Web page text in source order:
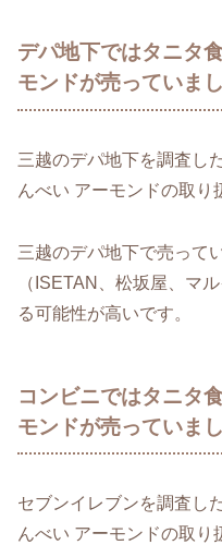
デパ地下ではタニタ
モンドが売っていま
三越のデパ地下を調査し
んべい アーモンドの取り
三越のデパ地下で売って
（ISETAN、松坂屋、マ
る可能性が高いです。
コンビニではタニタ
モンドが売っていま
セブンイレブンを調査し
んべい アーモンドの取り